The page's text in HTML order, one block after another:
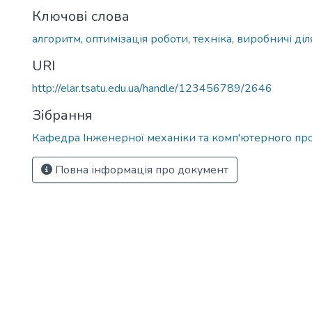
Ключові слова
алгоритм, оптимізація роботи, техніка, виробничі
URI
http://elar.tsatu.edu.ua/handle/123456789/2646
Зібрання
Кафедра Інженерної механіки та комп'ютерного
Повна інформація про документ